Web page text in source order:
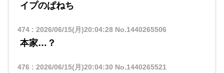
イプのぱねち
474: 2026/06/15(月)20:04:28No.1440265506
本家…？
476 : 2026/06/15(月)20:04:30 No.1440265521